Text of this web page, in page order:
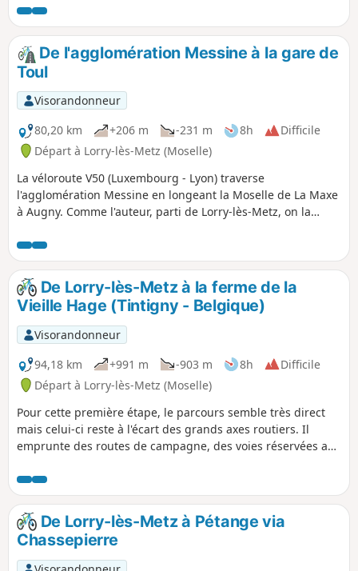
De l'agglomération Messine à la gare de
Toul
Visorandonneur
80,20 km
+206 m -231 m 8h
Difficile
Départ à Lorry-lès-Metz (Moselle)
La véloroute V50 (Luxembourg - Lyon) traverse
l'agglomération Messine en longeant la Moselle de La Maxe
à Augny. Comme l'auteur, parti de Lorry-lès-Metz, on la
Mousson, entre étangs et zones humides, en roulant la
plupart du temps sur des voies réservées. Ensuite, on
traverse la "petite Suisse lorraine" sur des routes peu
fréquentées pour retrouver la Moselle à Liverdun, nichée
dans un de ses beaux méandres. En suivant la rivière par la
voie verte V533, on a bientôt en ligne de mire la cathédrale
de Toul, première étape du voyage.
De Lorry-lès-Metz à la ferme de la
Vieille Hage (Tintigny - Belgique)
Visorandonneur
94,18 km
+991 m -903 m 8h
Difficile
Départ à Lorry-lès-Metz (Moselle)
Pour cette première étape, le parcours semble très direct
mais celui-ci reste à l'écart des grands axes routiers. Il
emprunte des routes de campagne, des voies réservées aux
cyclables !
De Lorry-lès-Metz à Pétange via
Chassepierre